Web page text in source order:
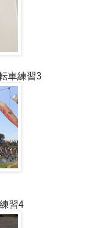
車練習3
習4